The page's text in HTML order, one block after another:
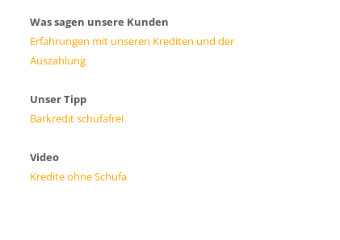
Was sagen unsere Kunden
Erfahrungen mit unseren Krediten und der
Auszahlung
Unser Tipp
Barkredit schufafrei
Video
Kredite ohne Schufa